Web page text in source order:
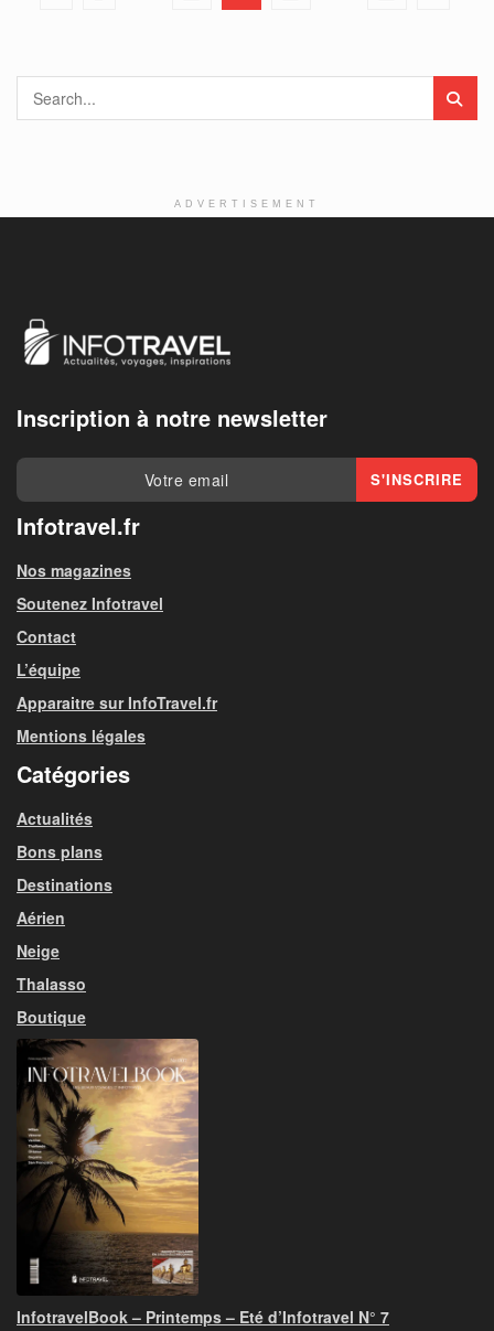
ADVERTISEMENT
Inscription à notre newsletter
Infotravel.fr
Nos magazines
Soutenez Infotravel
Contact
L’équipe
Apparaitre sur InfoTravel.fr
Mentions légales
Catégories
Actualités
Bons plans
Destinations
Aérien
Neige
Thalasso
Boutique
InfotravelBook – Printemps – Eté d’Infotravel N° 7